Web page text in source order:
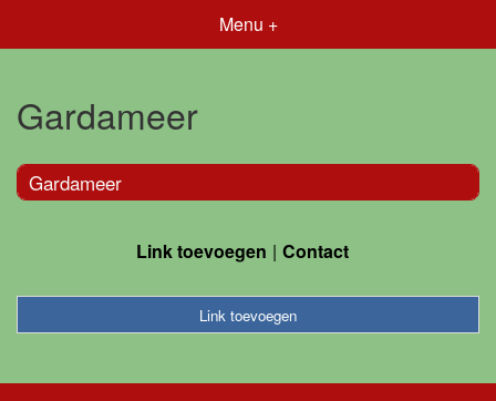
Menu +
Gardameer
Gardameer
Link toevoegen Contact
Link toevoegen